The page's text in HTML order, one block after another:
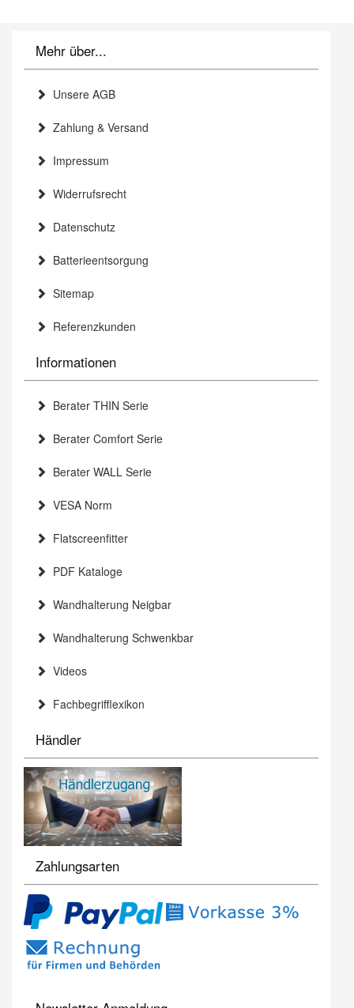
Mehr über...
Unsere AGB
Zahlung & Versand
Impressum
Widerrufsrecht
Datenschutz
Batterieentsorgung
Sitemap
Referenzkunden
Informationen
Berater THIN Serie
Berater Comfort Serie
Berater WALL Serie
VESA Norm
Flatscreenfitter
PDF Kataloge
Wandhalterung Neigbar
Wandhalterung Schwenkbar
Videos
Fachbegrifflexikon
Händler
Zahlungsarten